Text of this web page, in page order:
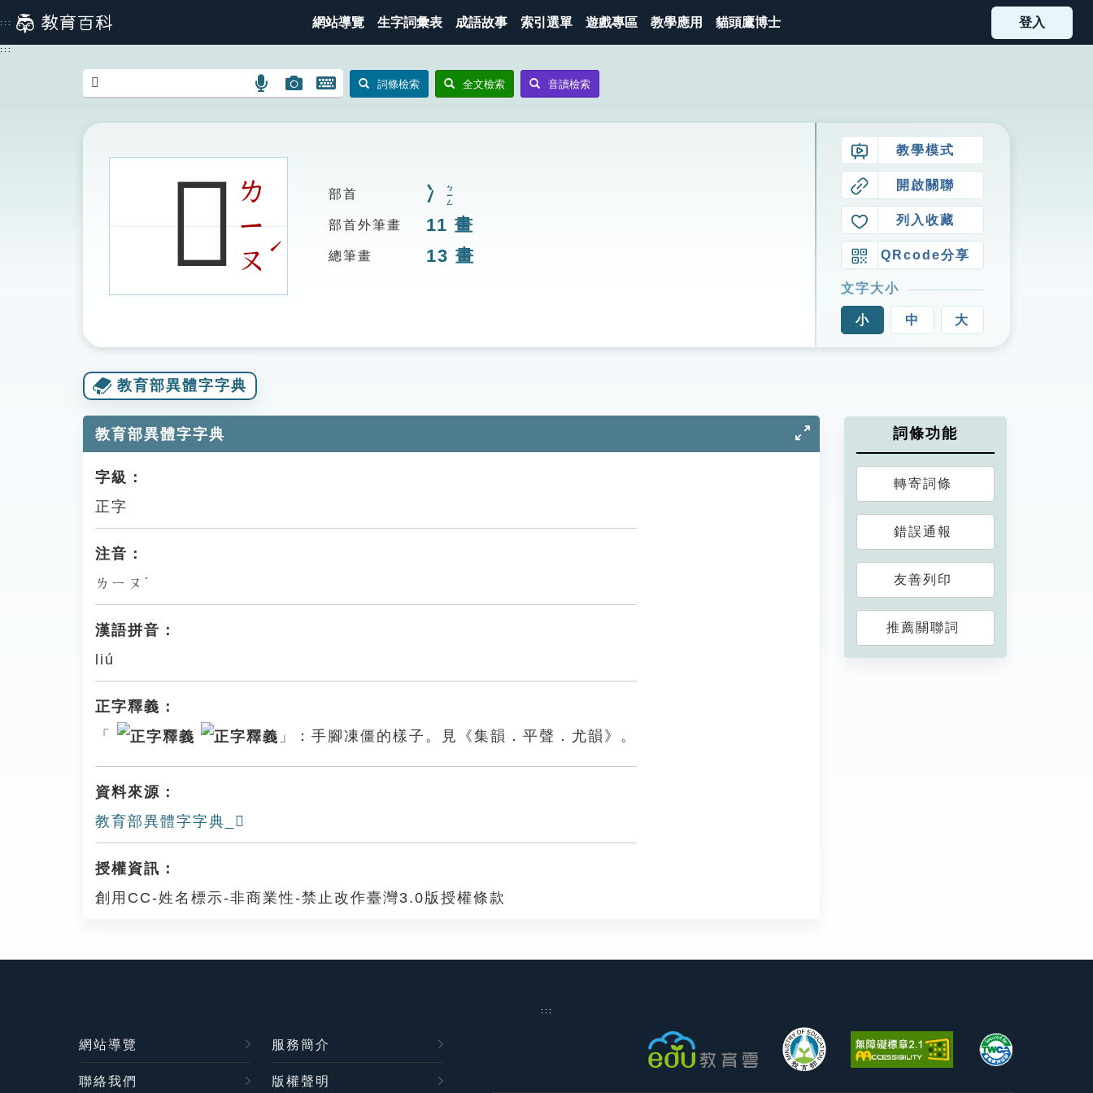
到
主
::: 網站導覽 生字詞彙表 成語故事 索引選單 遊戲專區 教學應用 貓頭鷹博士 登入
:::
語
搜
圖
圖
搜
開
鍵
詞條檢索 全文檢索 音讀檢索
𠗽ㄌ
ㄧ
ㄡ
ˊ
部首 冫 ㄅㄧㄥ
部首外筆畫 11 畫
總筆畫 13 畫
教學模式
開啟關聯
列入收藏
QRcode分享
文字大小
小 中 大
教育部異體字字典
教育部異體字字典
字級：
正字
注音：
ㄌㄧㄡˊ
漢語拼音：
liú
正字釋義：
「
」：手腳凍僵的樣子。見《集韻．平聲．尤韻》。
資料來源：
教育部異體字字典_𠗽
授權資訊：
創用CC-姓名標示-非商業性-禁止改作臺灣3.0版授權條款
詞條功能
轉寄詞條
錯誤通報
友善列印
推薦關聯詞
:::
網站導覽 服務簡介
聯絡我們 版權聲明